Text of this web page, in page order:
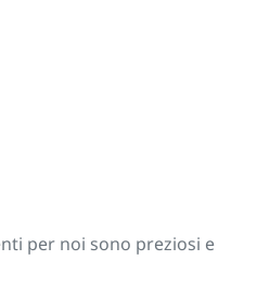
per noi sono preziosi e